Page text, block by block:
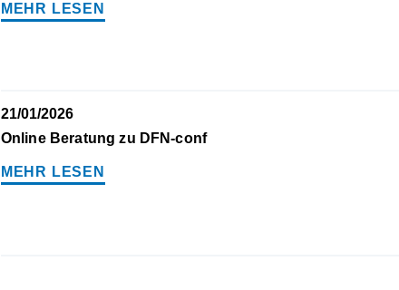
MEHR LESEN
21/01/2026
Online Beratung zu DFN-conf
MEHR LESEN